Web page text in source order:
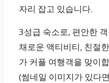
자리 잡고 있습니다.
3성급 숙소로, 편안한
채로운 액티비티, 친절
가 커플 여행객을 맞이
(썸네일 이미지가 있다